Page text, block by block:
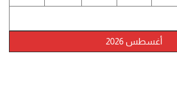
أغسطس 2026